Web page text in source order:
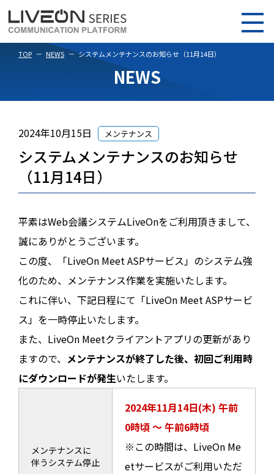
TOP NEWS システムメンテナンスのお知らせ（11月14日）
NEWS
2024年10月15日 メンテナンス
システムメンテナンスのお知らせ
（11月14日）
平素はWeb会議システムLiveOnをご利用頂きまして、
誠にありがとうございます。
この度、「LiveOn Meet ASPサービス」のシステム強
化のため、メンテナンス作業を実施いたします。
これに伴い、下記日程にて「LiveOn Meet ASPサービ
ス」を一時停止いたします。
また、LiveOn Meetクライアントアプリの更新があり
ますので、 メンテナンスが終了した後、初回ご利用時
にダウンロードが発生いたします。
メンテナンスに
伴うシステム停止
2024年11月14日(木) 午前
0時頃 ～ 午前6時頃
※この時間は、LiveOn Me
etサービスがご利用いただ